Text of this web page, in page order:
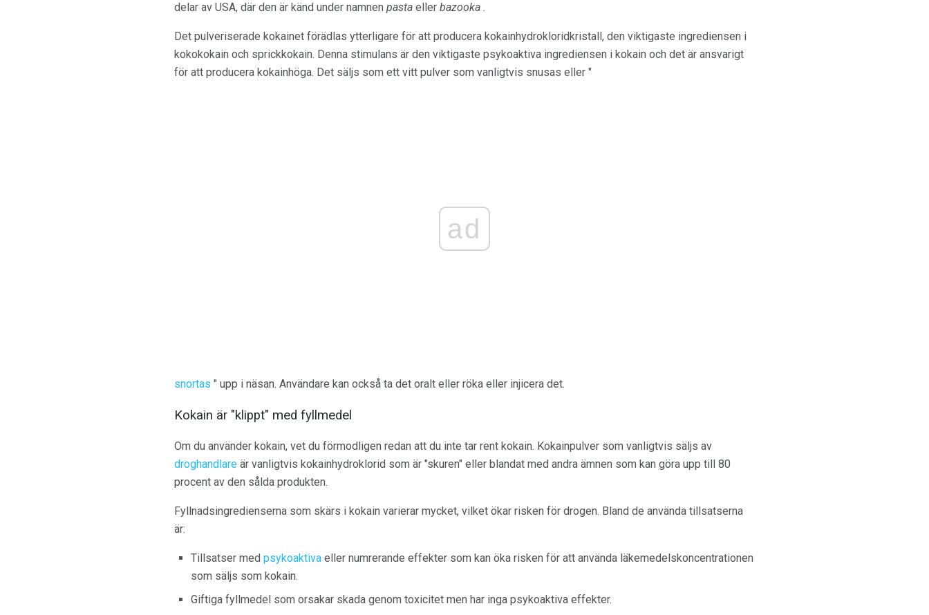
delar av USA, där den är känd under namnen pasta eller bazooka .
Det pulveriserade kokainet förädlas ytterligare för att producera kokainhydrokloridkristall, den viktigaste ingrediensen i
kokokokain och sprickkokain. Denna stimulans är den viktigaste psykoaktiva ingrediensen i kokain och det är ansvarigt
för att producera kokainhöga. Det säljs som ett vitt pulver som vanligtvis snusas eller "
ad
snortas " upp i näsan. Användare kan också ta det oralt eller röka eller injicera det.
Kokain är "klippt" med fyllmedel
Om du använder kokain, vet du förmodligen redan att du inte tar rent kokain. Kokainpulver som vanligtvis säljs av
droghandlare är vanligtvis kokainhydroklorid som är "skuren" eller blandat med andra ämnen som kan göra upp till 80
procent av den sålda produkten.
Fyllnadsingredienserna som skärs i kokain varierar mycket, vilket ökar risken för drogen. Bland de använda tillsatserna
är:
Tillsatser med psykoaktiva eller numrerande effekter som kan öka risken för att använda läkemedelskoncentrationen
som säljs som kokain.
Giftiga fyllmedel som orsakar skada genom toxicitet men har inga psykoaktiva effekter.